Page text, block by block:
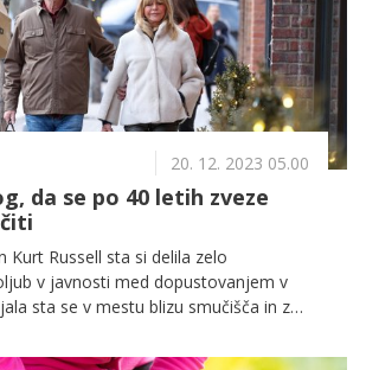
20. 12. 2023 05.00
da se po 40 letih zveze
Kurt Russell sta si delila zelo
v javnosti med dopustovanjem v
sta se v mestu blizu smučišča in zdi
božični prazniki!